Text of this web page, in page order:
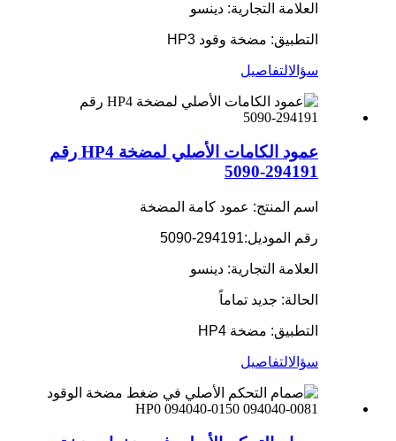
العلامة التجارية: دينسو
التطبيق: مضخة وقود HP3
سؤالالتفاصيل
عمود الكامات الأصلي لمضخة HP4 رقم
294191-5090
اسم المنتج: عمود كامة المضخة
رقم الموديل:294191-5090
العلامة التجارية: دينسو
الحالة: جديد تماماً
التطبيق: مضخة HP4
سؤالالتفاصيل